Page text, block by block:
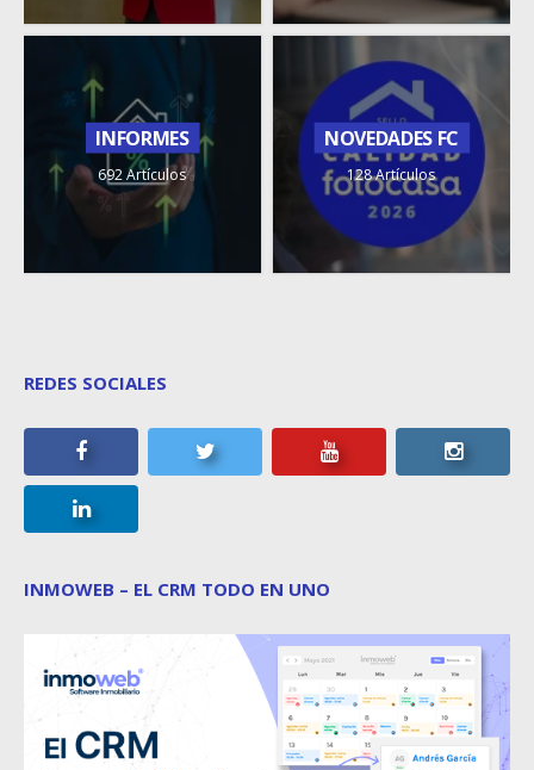
INFORMES
692 Artículos
NOVEDADES FC
128 Artículos
REDES SOCIALES
INMOWEB – EL CRM TODO EN UNO